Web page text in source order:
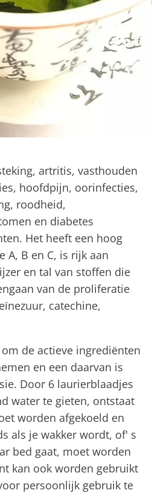
artritis, vasthouden
hoofdpijn, oorinfecties,
roodheid,
en diabetes
Het heeft een hoog
A, B en C, is rijk aan
en tal van stoffen die
van de proliferatie
catechine,
de actieve ingrediënten
en een daarvan is
Door 6 laurierblaadjes
water te gieten, ontstaat
worden afgekoeld en
als je wakker wordt, of' s
bed gaat, moet worden
kan ook worden gebruikt
persoonlijk gebruik te